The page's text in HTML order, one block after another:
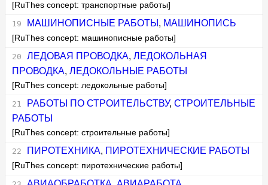
[RuThes concept: транспортные работы]
МАШИНОПИСНЫЕ РАБОТЫ , МАШИНОПИСЬ
[RuThes concept: машинописные работы]
ЛЕДОВАЯ ПРОВОДКА, ЛЕДОКОЛЬНАЯ
ПРОВОДКА,ЛЕДОКОЛЬНЫЕ РАБОТЫ
[RuThes concept: ледокольные работы]
РАБОТЫ ПО СТРОИТЕЛЬСТВУ, СТРОИТЕЛЬНЫЕ
РАБОТЫ
[RuThes concept: строительные работы]
ПИРОТЕХНИКА, ПИРОТЕХНИЧЕСКИЕ РАБОТЫ
[RuThes concept: пиротехнические работы]